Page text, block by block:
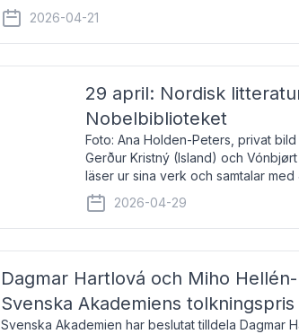
återkommande för Svenska Dagbladet, Ups
2026-04-21
29 april: Nordisk
Nobelbiblioteket
Foto: Ana Holden-Peters, privat
Gerður Kristný (Island) och
läser ur sina verk och samtalar
De läser upp på färöiska, isländska
om språk och poesi – o
2026-04-29
Dagmar Hartlová och Miho
Svenska Akademiens tolkningspris
Svenska Akademien har beslutat tilldela Dagmar